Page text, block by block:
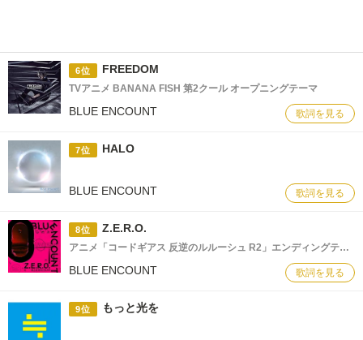
6位 FREEDOM
TVアニメ BANANA FISH 第2クール オープニングテーマ
BLUE ENCOUNT 歌詞を見る
7位 HALO
BLUE ENCOUNT 歌詞を見る
8位 Z.E.R.O.
アニメ「コードギアス 反逆のルルーシュ R2」エンディングテーマ
BLUE ENCOUNT 歌詞を見る
9位 もっと光を